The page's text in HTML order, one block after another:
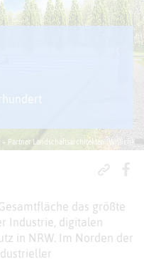
Partner Landschaftsarchitekten (Willich)
das größte
Industrie, digitalen
in NRW. Im Norden der